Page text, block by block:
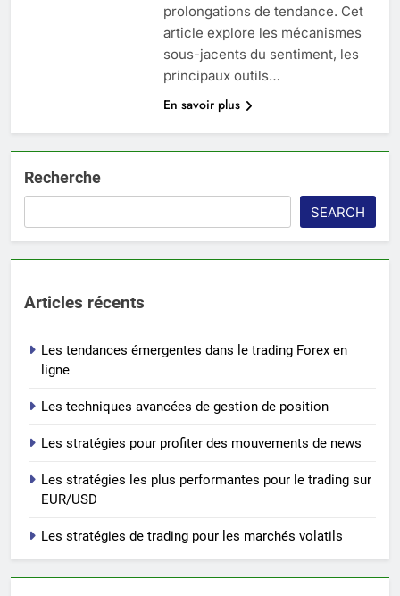
prolongations de tendance. Cet
article explore les mécanismes
sous-jacents du sentiment, les
principaux outils…
En savoir plus
Recherche
SEARCH
Articles récents
Les tendances émergentes dans le trading Forex en
ligne
Les techniques avancées de gestion de position
Les stratégies pour profiter des mouvements de news
Les stratégies les plus performantes pour le trading sur
EUR/USD
Les stratégies de trading pour les marchés volatils